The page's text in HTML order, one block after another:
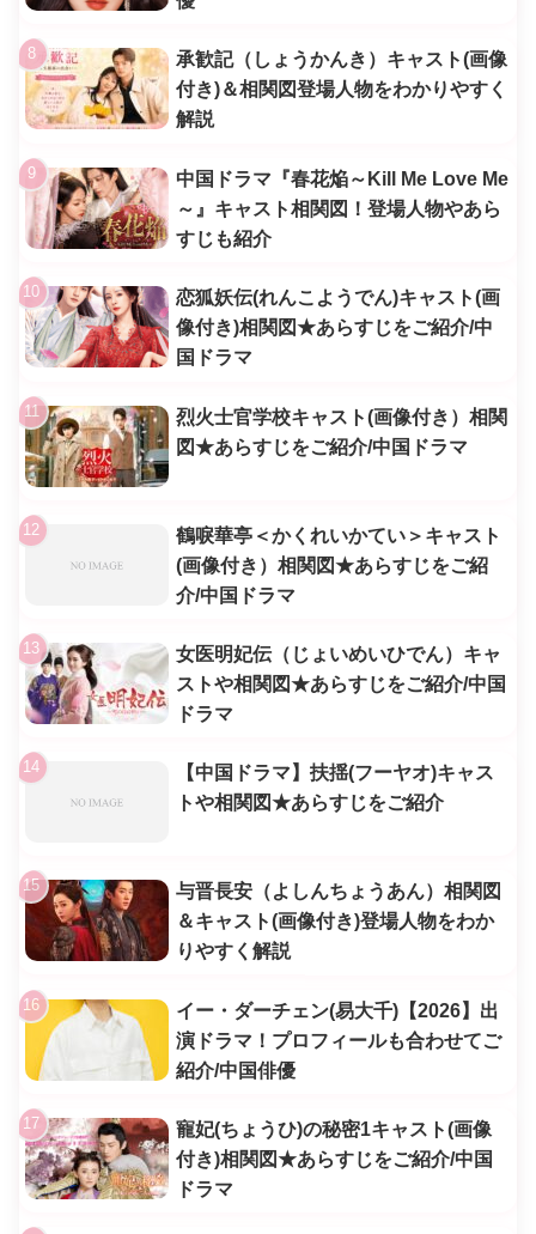
承歓記（しょうかんき）キャスト(画像
付き)＆相関図登場人物をわかりやすく
解説
中国ドラマ『春花焔～Kill Me Love Me
～』キャスト相関図！登場人物やあら
すじも紹介
恋狐妖伝(れんこようでん)キャスト(画
像付き)相関図★あらすじをご紹介/中
国ドラマ
烈火士官学校キャスト(画像付き）相関
図★あらすじをご紹介/中国ドラマ
鶴唳華亭＜かくれいかてい＞キャスト
(画像付き）相関図★あらすじをご紹
介/中国ドラマ
女医明妃伝（じょいめいひでん）キャ
ストや相関図★あらすじをご紹介/中国
ドラマ
【中国ドラマ】扶揺(フーヤオ)キャス
トや相関図★あらすじをご紹介
与晋長安（よしんちょうあん）相関図
＆キャスト(画像付き)登場人物をわか
りやすく解説
イー・ダーチェン(易大千)【2026】出
演ドラマ！プロフィールも合わせてご
紹介/中国俳優
寵妃(ちょうひ)の秘密1キャスト(画像
付き)相関図★あらすじをご紹介/中国
ドラマ